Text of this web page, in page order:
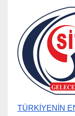
TÜRKİYENİN